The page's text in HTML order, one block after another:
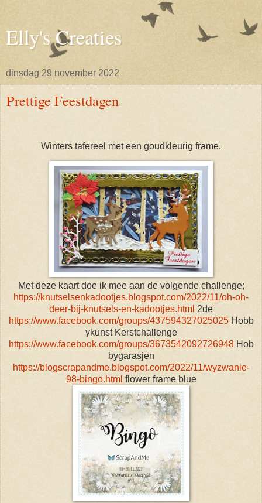
Elly's Creaties
dinsdag 29 november 2022
Prettige Feestdagen
Winters tafereel met een goudkleurig frame.
Met deze kaart doe ik mee aan de volgende challenge;
https://knutselsenkadootjes.blogspot.com/2022/11/oh-oh-
deer-bij-knutsels-en-kadootjes.html 2de
https://www.facebook.com/groups/437594327025025 Hobb
ykunst Kerstchallenge
https://www.facebook.com/groups/3673542092726948Hob
bygarasjen
https://blogscrapandme.blogspot.com/2022/11/wyzwanie-
98-bingo.html flower frame blue